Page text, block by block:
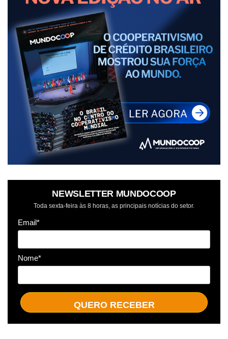
NEWSLETTER MUNDOCOOP
Toda sexta-feira às 8 horas, as principais notícias do setor.
Email*
Nome*
QUERO RECEBER